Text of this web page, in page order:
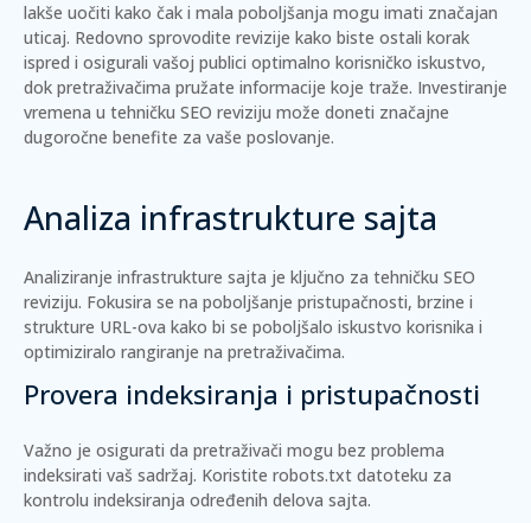
lakše uočiti kako čak i mala poboljšanja mogu imati značajan
uticaj. Redovno sprovodite revizije kako biste ostali korak
ispred i osigurali vašoj publici optimalno korisničko iskustvo,
dok pretraživačima pružate informacije koje traže. Investiranje
vremena u tehničku SEO reviziju može doneti značajne
dugoročne benefite za vaše poslovanje.
Analiza infrastrukture sajta
Analiziranje infrastrukture sajta je ključno za tehničku SEO
reviziju. Fokusira se na poboljšanje pristupačnosti, brzine i
strukture URL-ova kako bi se poboljšalo iskustvo korisnika i
optimiziralo rangiranje na pretraživačima.
Provera indeksiranja i pristupačnosti
Važno je osigurati da pretraživači mogu bez problema
indeksirati vaš sadržaj. Koristite robots.txt datoteku za
kontrolu indeksiranja određenih delova sajta.